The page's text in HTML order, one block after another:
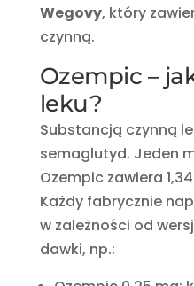
Wegovy, który
czynną.
Ozempic –
leku?
Substancją czynną
semaglutyd. Jeden
Ozempic zawiera
Każdy fabrycznie
w zależności od
dawki, np.: